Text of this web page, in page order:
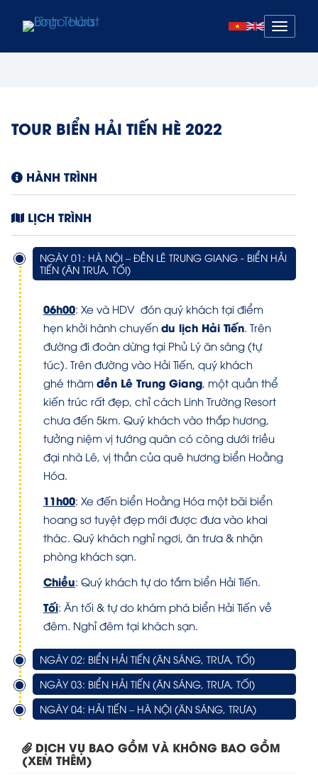
Mở
menu
TOUR BIỂN HẢI TIẾN HÈ 2022
HÀNH TRÌNH
LỊCH TRÌNH
NGÀY 01: HÀ NỘI – ĐỀN LÊ TRUNG GIANG - BIỂN HẢI
TIẾN (ĂN TRƯA, TỐI)
06h00: Xe và HDV đón quý khách tại điểm
hẹn khởi hành chuyến du lịch Hải Tiến. Trên
đường đi đoàn dừng tại Phủ Lý ăn sáng (tự
túc). Trên đường vào Hải Tiến, quý khách
ghé thăm đền Lê Trung Giang, một quần thể
kiến trúc rất đẹp, chỉ cách Linh Trường Resort
chưa đến 5km. Quý khách vào thắp hương,
tưởng niệm vị tướng quân có công dưới triều
đại nhà Lê, vị thần của quê hương biển Hoằng
Hóa.
11h00: Xe đến biển Hoằng Hóa một bãi biển
hoang sơ tuyệt đẹp mới được đưa vào khai
thác. Quý khách nghỉ ngơi, ăn trưa & nhận
phòng khách sạn.
Chiều: Quý khách tự do tắm biển Hải Tiến.
Tối: Ăn tối & tự do khám phá biển Hải Tiến về
đêm. Nghỉ đêm tại khách sạn.
NGÀY 02: BIỂN HẢI TIẾN (ĂN SÁNG, TRƯA, TỐI)
NGÀY 03: BIỂN HẢI TIẾN (ĂN SÁNG, TRƯA, TỐI)
NGÀY 04: HẢI TIẾN – HÀ NỘI (ĂN SÁNG, TRƯA)
DỊCH VỤ BAO GỒM VÀ KHÔNG BAO GỒM
(XEM THÊM)